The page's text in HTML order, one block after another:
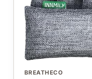
BREATHECO